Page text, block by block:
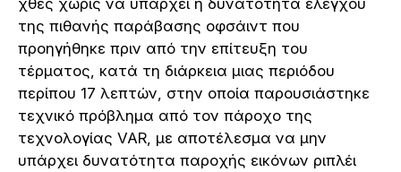
της πιθανής παράβασης οφσάιντ που
προηγήθηκε πριν από την επίτευξη του
τέρματος, κατά τη διάρκεια μιας περιόδου
περίπου 17 λεπτών, στην οποία παρουσιάστηκε
τεχνικό πρόβλημα από τον πάροχο της
τεχνολογίας VAR, με αποτέλεσμα να μην
υπάρχει δυνατότητα παροχής εικόνων ριπλέι